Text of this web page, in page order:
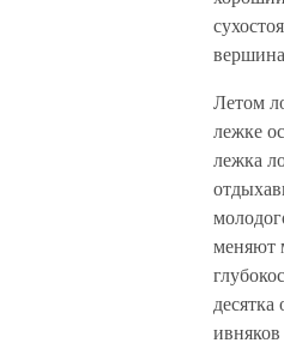
Летом
лежке
лежка
меняют